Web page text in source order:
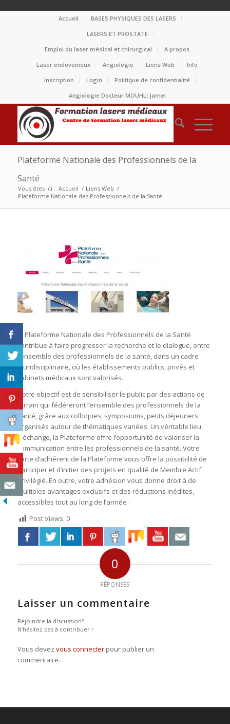
Accueil
BASES PHYSIQUES DES LASERS
LASERS ET PROSTATE
Emploi du laser médical et chirurgical
A propos
Laser endoveineux
Angiologie Liens Web
Info
Inscription
Login
Politique de confidentialité
Angiologie Docteur MOUHLI Jamel
Plateforme Nationale des Professionnels de la
Santé
Vous êtes ici : Accueil / Liens Web /
Plateforme Nationale des Professionnels de la Santé
la Plateforme Nationale des Professionnels de la Santé
contribue à faire progresser la recherche et le dialogue, entre
l’ensemble des professionnels de la santé, dans un cadre
pluridisciplinaire, où les établissements publics, privés et
cabinets médicaux sont valorisés.
Notre objectif est de sensibiliser le public par des actions de
terrain qui fédéreront l’ensemble des professionnels de la
santé, grâce aux colloques, symposiums, petits déjeuners
organisés autour de thématiques variées. Un véritable lieu
d’échange, la Plateforme offre l’opportunité de valoriser la
communication entre les professionnels de la santé. Votre
carte d’adhérent de la Plateforme vous offre la possibilité de
participer et d’initier des projets en qualité de Membre Actif
Privilégié. En outre, votre adhésion vous donne droit à de
multiples avantages exclusifs et des réductions inédites,
accessibles tout au long de l’année :
Post Views: 0
0
RÉPONSES
Laisser un commentaire
Rejoindre la discussion?
N’hésitez pas à contribuer !
Vous devez vous connecterpour publier un
commentaire.